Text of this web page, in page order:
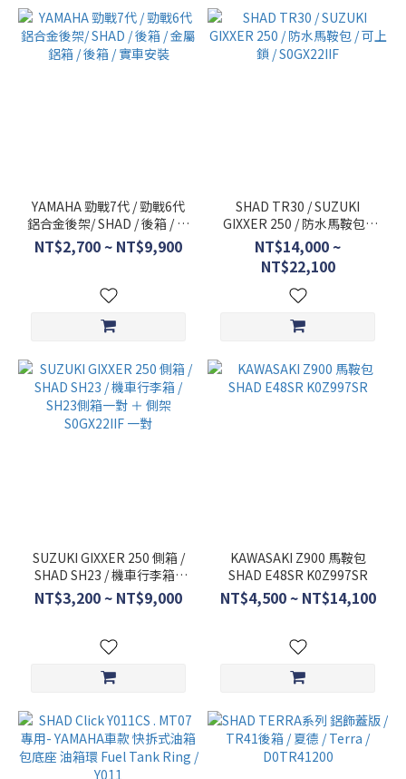
YAMAHA 勁戰7代 / 勁戰6代
鋁合金後架/ SHAD / 後箱 / 金
屬鋁箱 / 後箱 / 實車安裝
NT$2,700 ~ NT$9,900
SHAD TR30 / SUZUKI
GIXXER 250 / 防水馬鞍包 /
可上鎖 / S0GX22IIF
NT$14,000 ~
NT$22,100
SUZUKI GIXXER 250 側箱 /
SHAD SH23 / 機車行李箱 /
SH23側箱一對 ＋ 側架
S0GX22IIF 一對
NT$3,200 ~ NT$9,000
KAWASAKI Z900 馬鞍包
SHAD E48SR K0Z997SR
NT$4,500 ~ NT$14,100